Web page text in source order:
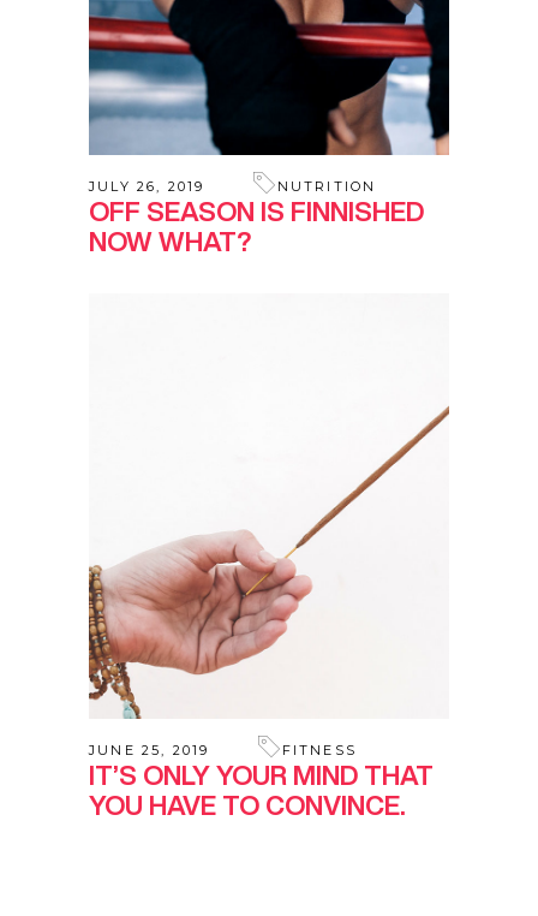
JULY 26, 2019 NUTRITION
OFF SEASON IS FINNISHED
NOW WHAT?
JUNE 25, 2019 FITNESS
IT’S ONLY YOUR MIND THAT
YOU HAVE TO CONVINCE.